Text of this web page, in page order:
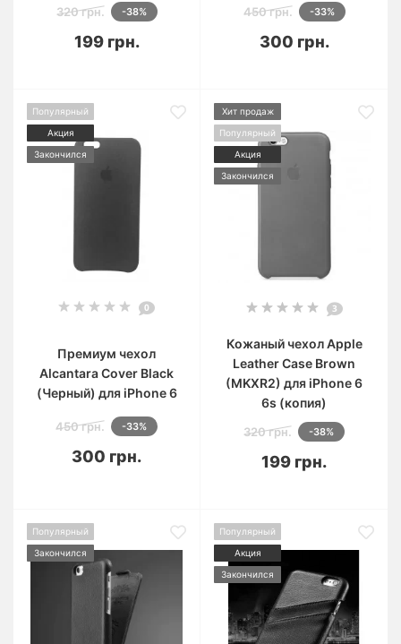
320 грн. -38%
199 грн.
450 грн. -33%
300 грн.
Популярный
Акция
Закончился
0
Премиум чехол
Alcantara Cover Black
(Черный) для iPhone 6
450 грн. -33%
300 грн.
Хит продаж
Популярный
Акция
Закончился
3
Кожаный чехол Apple
Leather Case Brown
(MKXR2) для iPhone 6
6s (копия)
320 грн. -38%
199 грн.
Популярный
Закончился
Популярный
Акция
Закончился